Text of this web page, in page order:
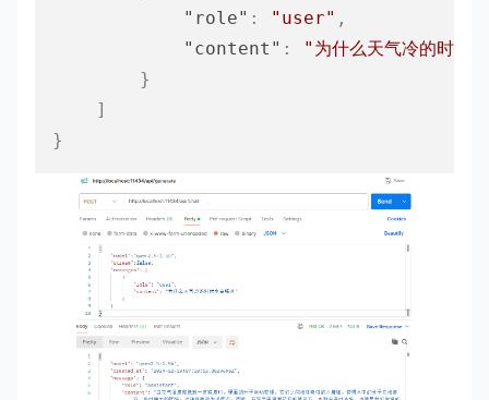
"role" : "user" ,
"content" :
"为什么天气冷的时候
}
]
}